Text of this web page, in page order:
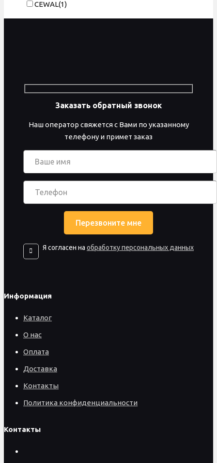
CEWAL(1)
Заказать обратный звонок
Наш оператор свяжется с Вами по указанному
телефону и примет заказ
Я согласен на обработку персональных данных
Информация
Каталог
О нас
Оплата
Доставка
Контакты
Политика конфиденциальности
Контакты